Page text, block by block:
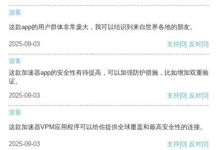
游客
这款app的用户群体非常庞大，我可以结识到来自世界各地的朋友。
2025-09-03 支持[0] 反对[0]
游客
这款加速器app的安全性有待提高，可以加强防护措施，比如增加双重验
证。
2025-09-03
支持[0] 反对[0]
游客
这款加速器VPM应用程序可以给你提供全球覆盖和最高安全性的连接。
2025-09-03 支持[0] 反对[0]